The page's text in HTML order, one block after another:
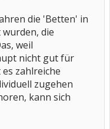
die 'Betten' in
die
weil
nicht gut für
zahlreiche
zugehen
kann sich